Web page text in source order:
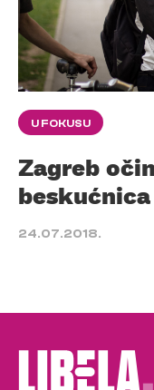
U FOKUSU
Zagreb
beskućnica
24.07.2018.